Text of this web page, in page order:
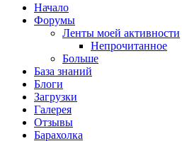
Начало
Форумы
Ленты моей активности
Непрочитанное
Больше
База знаний
Блоги
Загрузки
Галерея
Отзывы
Барахолка